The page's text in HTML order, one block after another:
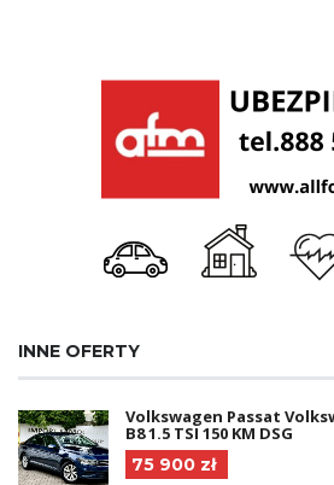
INNE OFERTY
Volkswagen Passat
B8 1.5 TSI 150 KM DSG
75 900 zł